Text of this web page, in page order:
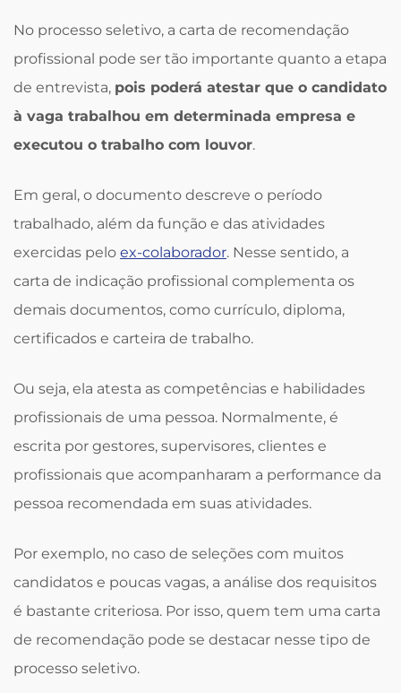
No processo seletivo, a carta de recomendação
profissional pode ser tão importante quanto a etapa
de entrevista, pois poderá atestar que o candidato
à vaga trabalhou em determinada empresa e
executou o trabalho com louvor.
Em geral, o documento descreve o período
trabalhado, além da função e das atividades
exercidas pelo ex-colaborador. Nesse sentido, a
carta de indicação profissional complementa os
demais documentos, como currículo, diploma,
certificados e carteira de trabalho.
Ou seja, ela atesta as competências e habilidades
profissionais de uma pessoa. Normalmente, é
escrita por gestores, supervisores, clientes e
profissionais que acompanharam a performance da
pessoa recomendada em suas atividades.
Por exemplo, no caso de seleções com muitos
candidatos e poucas vagas, a análise dos requisitos
é bastante criteriosa. Por isso, quem tem uma carta
de recomendação pode se destacar nesse tipo de
processo seletivo.